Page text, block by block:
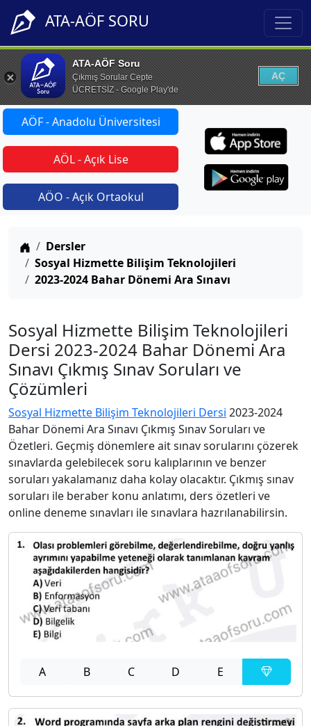
ATA-AÖF SORU
ATA-AÖF Soru
Çıkmış Sorular Cepte
ÜCRETSİZ - Google Play'de
AÇ
AÖF - Anadolu Üniversitesi
AÖL - Açık Lise
AÖO - Açık Ortaokul
Anasayfa
Dersler
Sosyal Hizmette Bilişim Teknolojileri
2023-2024 Bahar Dönemi Ara Sınavı
Sosyal Hizmette Bilişim Teknolojileri
Dersi 2023-2024 Bahar Dönemi Ara
Sınavı Çıkmış Sınav Soruları ve
Çözümleri
Sosyal Hizmette Bilişim Teknolojileri Dersi 2023-2024
Bahar Dönemi Ara Sınavı Çıkmış Sınav Soruları ve
Özetleri. Geçmiş dönemlere ait sınav sorularını çözerek
sınavlarda gelebilecek soru kalıplarının ve benzer
soruları yakalamanız daha kolay olacaktır. Çıkmış sınav
soruları ile beraber konu anlatımı, ders özetleri ve
online deneme sınavları ile sınavlara hazrılanabilirsin.
A B C D E